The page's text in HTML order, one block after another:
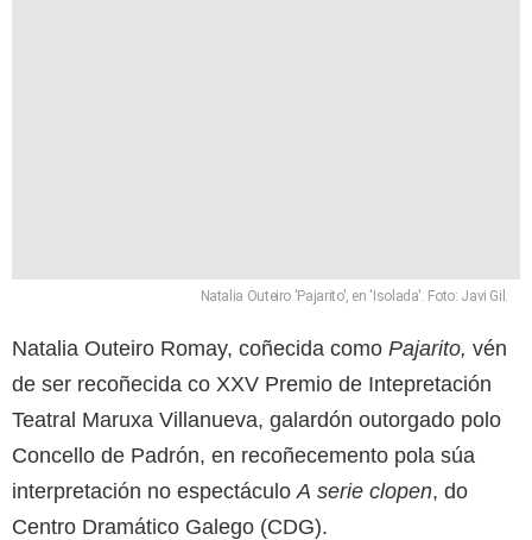
Natalia Outeiro 'Pajarito', en 'Isolada'. Foto: Javi Gil.
Natalia Outeiro Romay, coñecida como Pajarito, vén
de ser recoñecida co XXV Premio de Intepretación
Teatral Maruxa Villanueva, galardón outorgado polo
Concello de Padrón, en recoñecemento pola súa
interpretación no espectáculo A serie clopen, do
Centro Dramático Galego (CDG).